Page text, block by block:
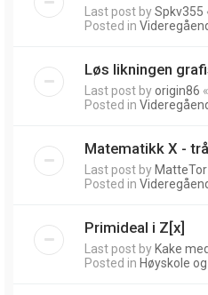
Last post bySpkv355
Posted in
Løs likningen
Last post byorigin86 «
Posted in
Matematikk X -
Last post by MatteTor
Posted in
Primideal i Z[x]
Last post by Kake
Posted in Høyskole